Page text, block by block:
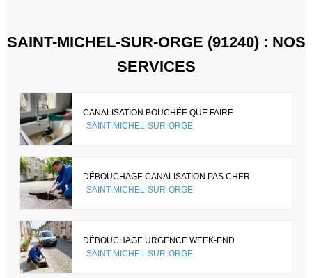
SAINT-MICHEL-SUR-ORGE (91240) : NOS
SERVICES
CANALISATION BOUCHÉE QUE FAIRE
SAINT-MICHEL-SUR-ORGE
DÉBOUCHAGE CANALISATION PAS CHER
SAINT-MICHEL-SUR-ORGE
DÉBOUCHAGE URGENCE WEEK-END
SAINT-MICHEL-SUR-ORGE